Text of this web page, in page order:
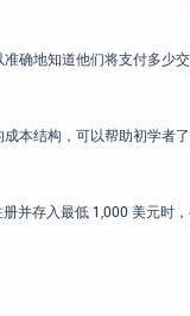
确地知道他们将支付多少
本结构，可以帮助初学者
并存入最低 1,000 美元时